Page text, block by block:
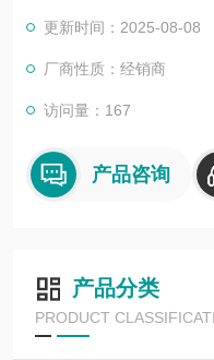
更新时间：2025-08-08
厂商性质：经销商
访问量：167
产品咨询
产品分类
PRODUCT